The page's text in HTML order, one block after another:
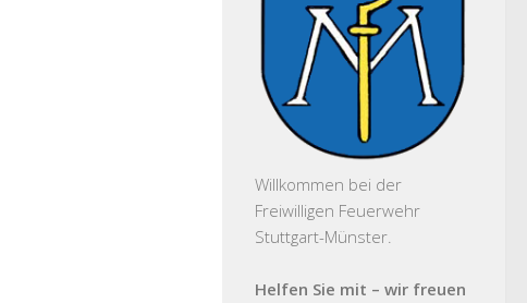
Willkommen bei der
Freiwilligen Feuerwehr
Stuttgart-Münster.
Helfen Sie mit – wir freuen